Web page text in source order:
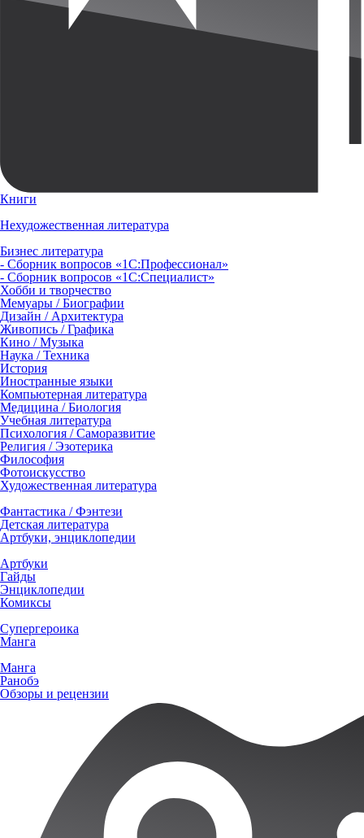
Книги
Нехудожественная литература
Бизнес литература
- Сборник вопросов «1С:Профессионал»
- Сборник вопросов «1С:Специалист»
Хобби и творчество
Мемуары / Биографии
Дизайн / Архитектура
Живопись / Графика
Кино / Музыка
Наука / Техника
История
Иностранные языки
Компьютерная литература
Медицина / Биология
Учебная литература
Психология / Саморазвитие
Религия / Эзотерика
Философия
Фотоискусство
Художественная литература
Фантастика / Фэнтези
Детская литература
Артбуки, энциклопедии
Артбуки
Гайды
Энциклопедии
Комиксы
Супергероика
Манга
Манга
Ранобэ
Обзоры и рецензии